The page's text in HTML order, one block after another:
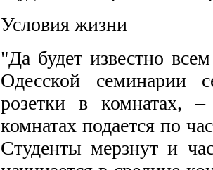
Условия жизни
"Да будет известно
Одесской семинарии
розетки в комнатах,
комнатах подается по
Студенты мерзнут и